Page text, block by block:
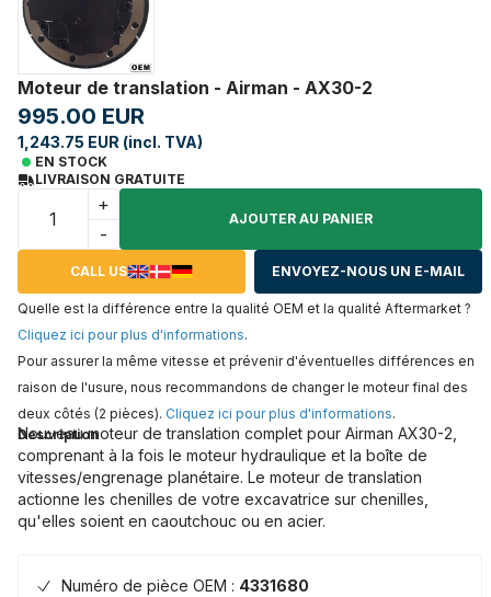
Moteur de translation - Airman - AX30-2
995.00 EUR
1,243.75 EUR (incl. TVA)
EN STOCK
LIVRAISON GRATUITE
+
-
AJOUTER AU PANIER
CALL US ENVOYEZ-NOUS UN E-MAIL
Quelle est la différence entre la qualité OEM et la qualité Aftermarket ?
Cliquez ici pour plus d'informations.
Pour assurer la même vitesse et prévenir d'éventuelles différences en
raison de l'usure, nous recommandons de changer le moteur final des
deux côtés (2 pièces). Cliquez ici pour plus d'informations.
Description
Nouveau moteur de translation complet pour Airman AX30-2,
comprenant à la fois le moteur hydraulique et la boîte de
vitesses/engrenage planétaire. Le moteur de translation
actionne les chenilles de votre excavatrice sur chenilles,
qu'elles soient en caoutchouc ou en acier.
Numéro de pièce OEM : 4331680